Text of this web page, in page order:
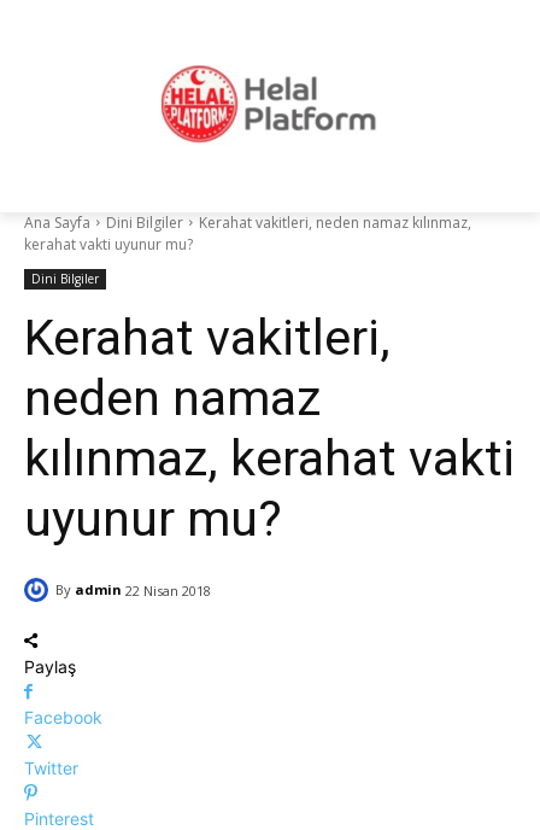
Ana Sayfa Dini Bilgiler
Kerahat vakitleri, neden namaz kılınmaz,
kerahat vakti uyunur mu?
Dini Bilgiler
Kerahat vakitleri,
neden namaz
kılınmaz, kerahat vakti
uyunur mu?
By admin 22 Nisan 2018
Paylaş
Facebook
Twitter
Pinterest